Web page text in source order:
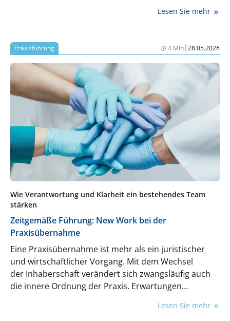
Lesen Sie mehr
Praxisführung 4 Min|28.05.2026
Wie Verantwortung und Klarheit ein bestehendes Team
stärken
Zeitgemäße Führung: New Work bei der
Praxisübernahme
Eine Praxisübernahme ist mehr als ein juristischer
und wirtschaftlicher Vorgang. Mit dem Wechsel
der Inhaberschaft verändert sich zwangsläufig auch
die innere Ordnung der Praxis. Erwartungen
Lesen Sie mehr